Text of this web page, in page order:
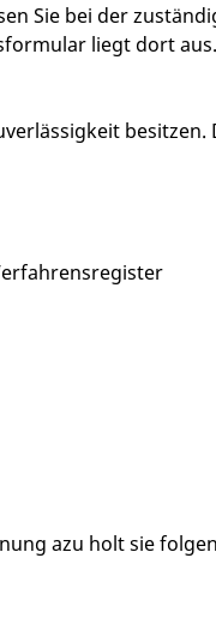
Sie bei der
liegt dort
besitzen.
azu holt sie